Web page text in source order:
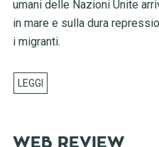
umani delle Nazioni Unite
in mare e sulla dura
i migranti.
WEB REVIEW